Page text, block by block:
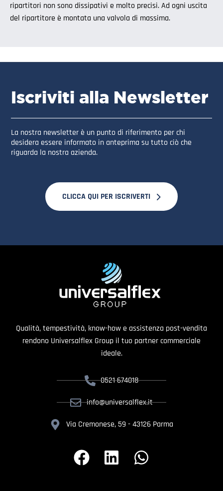
ripartitori non sono dissipativi e molto precisi. Ad ogni uscita
del ripartitore è montata una valvola di massima.
Iscriviti alla Newsletter
La nostra newsletter è un punto di riferimento per chi
desidera essere informato in anteprima su tutto ciò che
riguarda la nostra azienda.
CLICCA QUI PER ISCRIVERTI
Qualità, tempestività, know-how e assistenza post-vendita
rendono Universalflex Group il tuo partner commerciale
ideale.
0521 674018
info@universalflex.it
Via Cremonese, 59 - 43126 Parma